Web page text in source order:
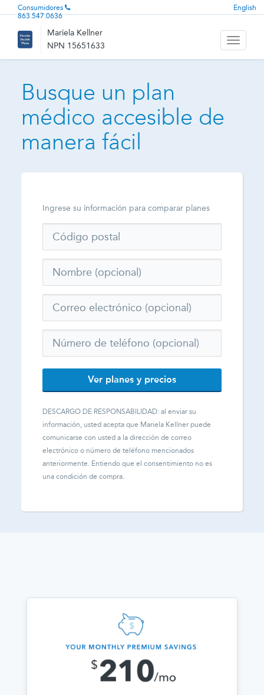
Consumidores
863.547.0636
English
Mariela Kellner
NPN 15651633
Toggle
Busque un plan
médico accesible de
manera fácil
Ingrese su información para comparar planes
Ver planes y precios
DESCARGO DE RESPONSABILIDAD: al enviar su
información, usted acepta que Mariela Kellner puede
comunicarse con usted a la dirección de correo
electrónico o número de teléfono mencionados
anteriormente. Entiendo que el consentimiento no es
una condición de compra.